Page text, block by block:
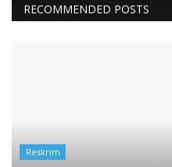
RECOMMENDED POSTS
Reskrim